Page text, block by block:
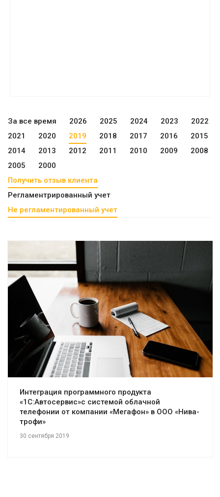
За все время 2026 2025 2024 2023
2022
2021
2020 2019 2018 2017 2016
2015
2014
2013 2012 2011 2010 2009
2008
2005
2000
Получить отзыв клиента
Регламентрированный учет
Не регламентированный учет
Смотреть проект
Интеграция программного продукта
«1С:Автосервис»с системой облачной
телефонии от компании «Мегафон» в ООО «Нива-
трофи»
30 сентября 2019